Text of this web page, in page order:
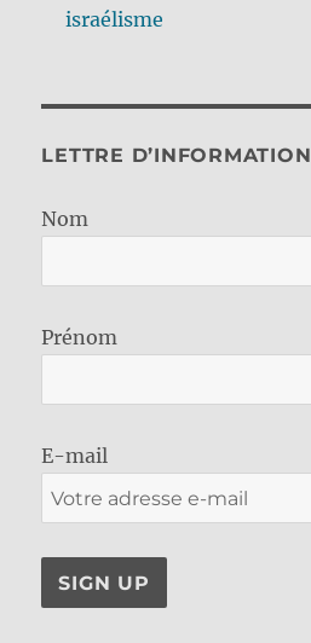
israélisme
LETTRE D’INFORMATION
Nom
Prénom
E-mail